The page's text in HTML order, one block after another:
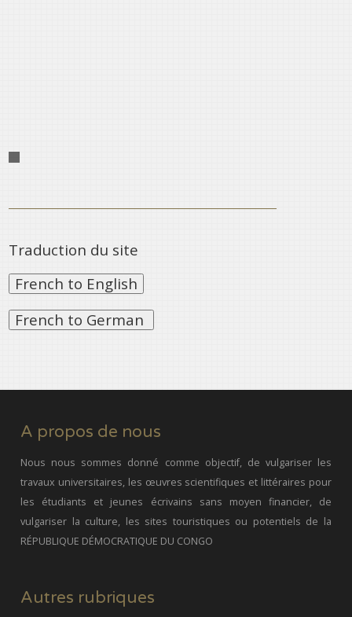
Traduction du site
A propos de nous
Nous nous sommes donné comme objectif, de vulgariser les
travaux universitaires, les œuvres scientifiques et littéraires pour
les étudiants et jeunes écrivains sans moyen financier, de
vulgariser la culture, les sites touristiques ou potentiels de la
RÉPUBLIQUE DÉMOCRATIQUE DU CONGO
Autres rubriques